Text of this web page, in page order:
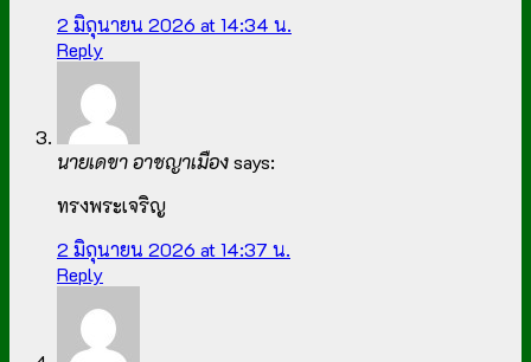
2 มิถุนายน 2026 at 14:34 น.
Reply
นายเดขา อาชญาเมืองsays:
ทรงพระเจริญ
2 มิถุนายน 2026 at 14:37 น.
Reply